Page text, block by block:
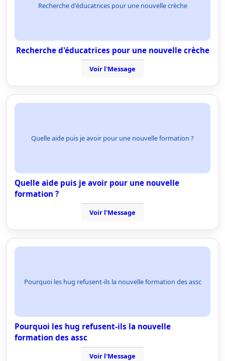
Recherche d'éducatrices pour une nouvelle crèche
Recherche d'éducatrices pour une nouvelle crèche
Voir l'Message
Quelle aide puis je avoir pour une nouvelle formation ?
Quelle aide puis je avoir pour une nouvelle
formation ?
Voir l'Message
Pourquoi les hug refusent-ils la nouvelle formation des assc
Pourquoi les hug refusent-ils la nouvelle
formation des assc
Voir l'Message